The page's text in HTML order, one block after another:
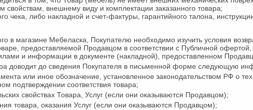
свойствам, внешнему виду и комплектации заказанного товара;
чека, либо накладной и счет-фактуры, гарантийного талона,
в магазине Мебеласка, Покупателю необходимо изучить условия
предоставляемой Продавцом в соответствии с Публичной офертой,
и информации в документе (накладной), предоставленном
доводит до сведения Покупателя в письменной форме следующую
или иное обозначение, установленное законодательством РФ о
подтверждении соответствия товара;
свойствах Товара, Услуг (если они оказываются Продавцом);
товара, оказания Услуг (если они оказываются Продавцом);